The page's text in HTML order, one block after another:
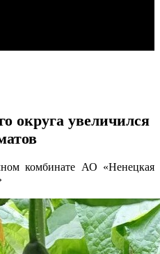
округа увеличился
комбинате АО «Ненецкая